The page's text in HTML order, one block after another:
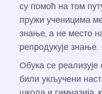
су помоћ на том
пружи ученицима
знање, а не место
репродукује знање.
Обука се
били укључени